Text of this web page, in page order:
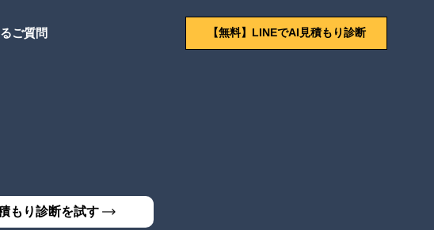
ご質問 【無料】LINEでAI見積もり診断
もり診断を試す